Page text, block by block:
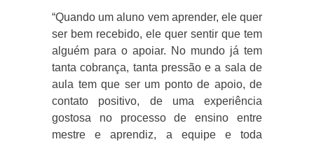
“Quando um aluno vem aprender, ele quer
ser bem recebido, ele quer sentir que tem
alguém para o apoiar. No mundo já tem
tanta cobrança, tanta pressão e a sala de
aula tem que ser um ponto de apoio, de
contato positivo, de uma experiência
gostosa no processo de ensino entre
mestre e aprendiz, a equipe e toda